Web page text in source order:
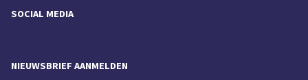
SOCIAL MEDIA
NIEUWSBRIEF AANMELDEN